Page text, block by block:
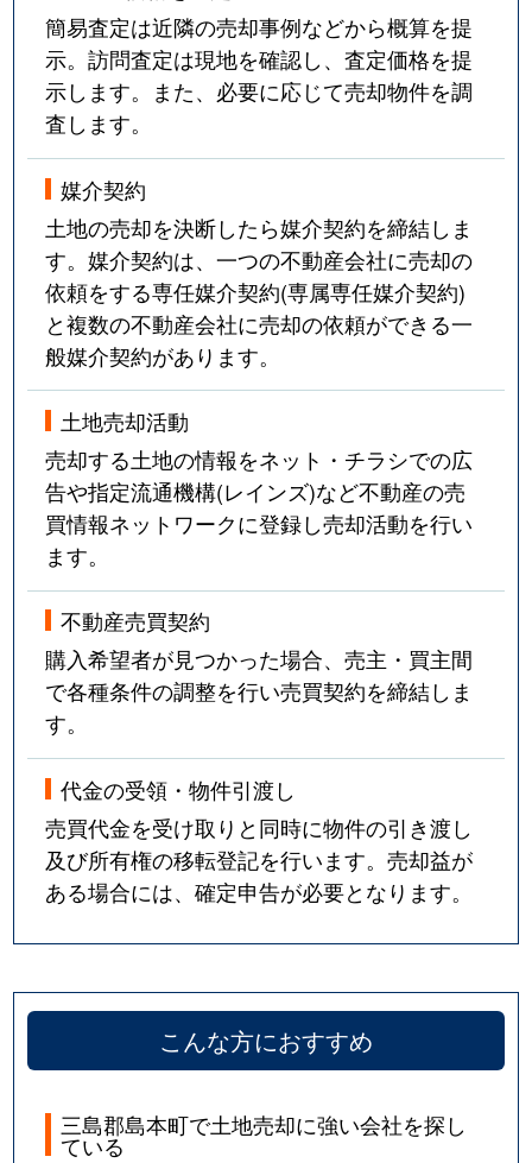
簡易査定は近隣の売却事例などから概算を提
示。訪問査定は現地を確認し、査定価格を提
示します。また、必要に応じて売却物件を調
査します。
媒介契約
土地の売却を決断したら媒介契約を締結しま
す。媒介契約は、一つの不動産会社に売却の
依頼をする専任媒介契約(専属専任媒介契約)
と複数の不動産会社に売却の依頼ができる一
般媒介契約があります。
土地売却活動
売却する土地の情報をネット・チラシでの広
告や指定流通機構(レインズ)など不動産の売
買情報ネットワークに登録し売却活動を行い
ます。
不動産売買契約
購入希望者が見つかった場合、売主・買主間
で各種条件の調整を行い売買契約を締結しま
す。
代金の受領・物件引渡し
売買代金を受け取りと同時に物件の引き渡し
及び所有権の移転登記を行います。売却益が
ある場合には、確定申告が必要となります。
こんな方におすすめ
三島郡島本町で土地売却に強い会社を探し
ている